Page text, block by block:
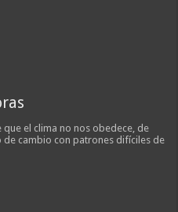
el clima no nos obedece, de
de cambio con patrones difíciles de